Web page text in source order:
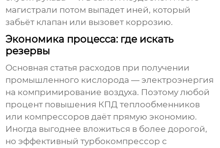
магистрали потом выпадет иней, который
забьёт клапан или вызовет коррозию.
Экономика процесса: где искать
резервы
Основная статья расходов при получении
промышленного кислорода — электроэнергия
на компримирование воздуха. Поэтому любой
процент повышения КПД теплообменников
или компрессоров даёт прямую экономию.
Иногда выгоднее вложиться в более дорогой,
но эффективный турбокомпрессор с